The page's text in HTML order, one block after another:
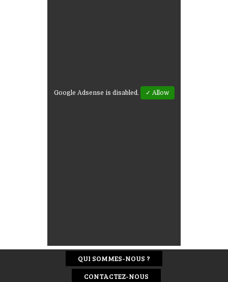
Google Adsense is disabled. ✓ Allow
QUI SOMMES-NOUS ?
CONTACTEZ-NOUS